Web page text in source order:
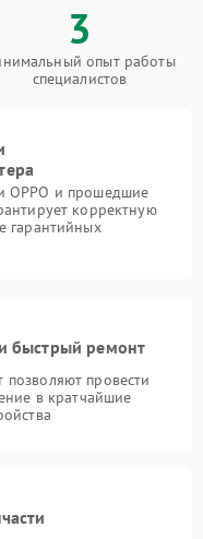
3
опыт работы
специалистов
OPPO и прошедшие
корректную
гарантийных
быстрый ремонт
провести
в кратчайшие